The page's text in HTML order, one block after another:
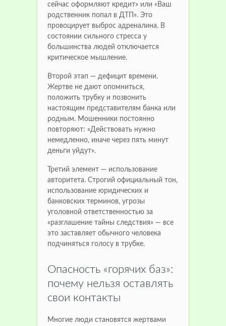
сейчас оформляют кредит» или «Ваш
родственник попал в ДТП». Это
провоцирует выброс адреналина. В
состоянии сильного стресса у
большинства людей отключается
критическое мышление.
Второй этап — дефицит времени.
Жертве не дают опомниться,
положить трубку и позвонить
настоящим представителям банка или
родным. Мошенники постоянно
повторяют: «Действовать нужно
немедленно, иначе через пять минут
деньги уйдут».
Третий элемент — использование
авторитета. Строгий официальный тон,
использование юридических и
банковских терминов, угрозы
уголовной ответственностью за
«разглашение тайны следствия» — все
это заставляет обычного человека
подчиняться голосу в трубке.
Опасность «горячих баз»:
почему нельзя оставлять
свои контакты
Многие люди становятся жертвами